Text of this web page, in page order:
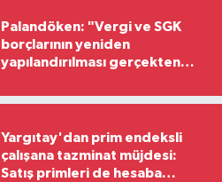
Palandöken: "Vergi ve SGK
borçlarının yeniden
yapılandırılması gerçekten
Yargıtay'dan prim endeksli
çalışana tazminat müjdesi:
Satış primleri de hesaba